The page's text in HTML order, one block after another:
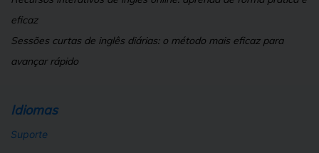
eficaz
Sessões curtas de inglês diárias: o método mais eficaz para
avançar rápido
Idiomas
Suporte